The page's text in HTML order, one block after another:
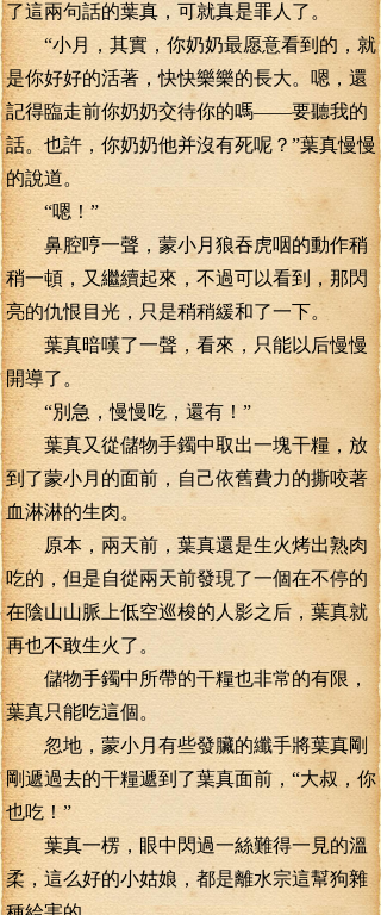
了這兩句話的葉真，可就真是罪人了。
“小月，其實，你奶奶最愿意看到的，就
是你好好的活著，快快樂樂的長大。嗯，還
記得臨走前你奶奶交待你的嗎——要聽我的
話。也許，你奶奶他并沒有死呢？”葉真慢慢
的說道。
“嗯！”
鼻腔哼一聲，蒙小月狼吞虎咽的動作稍
稍一頓，又繼續起來，不過可以看到，那閃
亮的仇恨目光，只是稍稍緩和了一下。
葉真暗嘆了一聲，看來，只能以后慢慢
開導了。
“別急，慢慢吃，還有！”
葉真又從儲物手鐲中取出一塊干糧，放
到了蒙小月的面前，自己依舊費力的撕咬著
血淋淋的生肉。
原本，兩天前，葉真還是生火烤出熟肉
吃的，但是自從兩天前發現了一個在不停的
在陰山山脈上低空巡梭的人影之后，葉真就
再也不敢生火了。
儲物手鐲中所帶的干糧也非常的有限，
葉真只能吃這個。
忽地，蒙小月有些發臟的纖手將葉真剛
剛遞過去的干糧遞到了葉真面前，“大叔，你
也吃！”
葉真一楞，眼中閃過一絲難得一見的溫
柔，這么好的小姑娘，都是離水宗這幫狗雜